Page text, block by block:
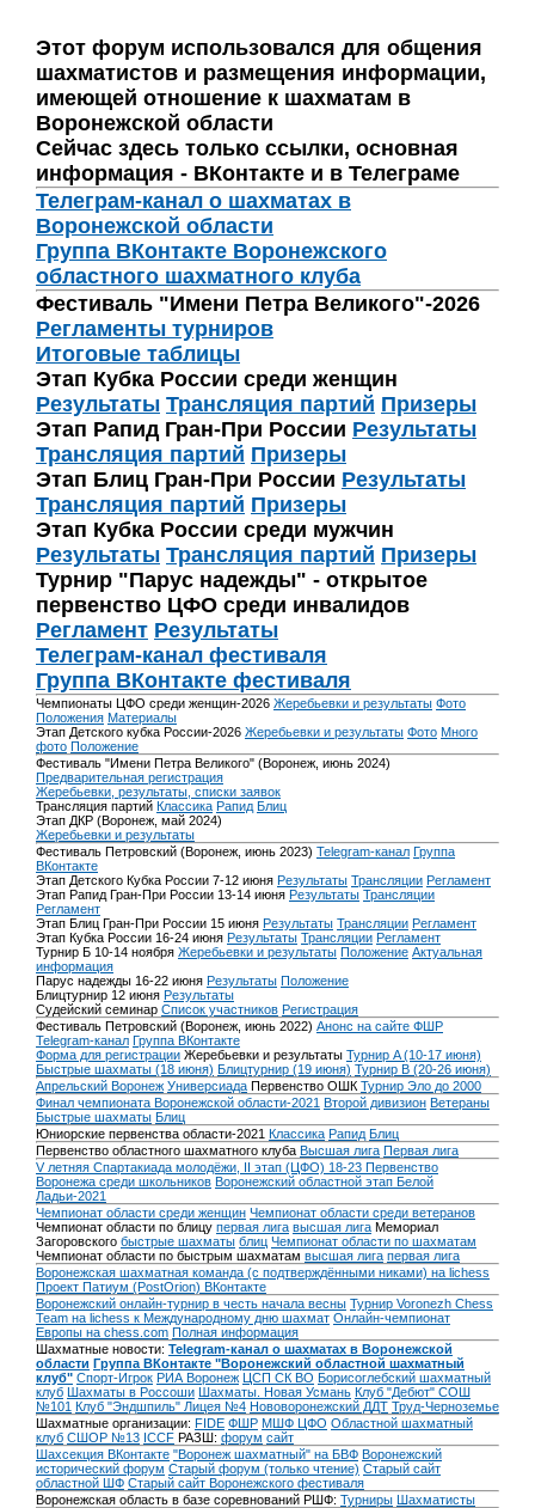
Этот форум использовался для общения
шахматистов и размещения информации,
имеющей отношение к шахматам в
Воронежской области
Сейчас здесь только ссылки, основная
информация - ВКонтакте и в Телеграме
Телеграм-канал о шахматах в
Воронежской области
Группа ВКонтакте Воронежского
областного шахматного клуба
Фестиваль "Имени Петра Великого"-2026
Регламенты турниров
Итоговые таблицы
Этап Кубка России среди женщин
Результаты Трансляция партий Призеры
Этап Рапид Гран-При России Результаты
Трансляция партий Призеры
Этап Блиц Гран-При России Результаты
Трансляция партий Призеры
Этап Кубка России среди мужчин
Результаты Трансляция партий Призеры
Турнир "Парус надежды" - открытое
первенство ЦФО среди инвалидов
Регламент Результаты
Телеграм-канал фестиваля
Группа ВКонтакте фестиваля
Чемпионаты ЦФО среди женщин-2026 Жеребьевки и результаты Фото
Положения Материалы
Этап Детского кубка России-2026 Жеребьевки и результаты Фото Много
фото Положение
Фестиваль "Имени Петра Великого" (Воронеж, июнь 2024)
Предварительная регистрация
Жеребьевки, результаты, списки заявок
Трансляция партий Классика Рапид Блиц
Этап ДКР (Воронеж, май 2024)
Жеребьевки и результаты
Фестиваль Петровский (Воронеж, июнь 2023) Telegram-канал Группа
ВКонтакте
Этап Детского Кубка России 7-12 июня Результаты Трансляции Регламент
Этап Рапид Гран-При России 13-14 июня Результаты Трансляции
Регламент
Этап Блиц Гран-При России 15 июня Результаты Трансляции Регламент
Этап Кубка России 16-24 июня Результаты Трансляции Регламент
Турнир Б 10-14 ноября Жеребьевки и результаты Положение Актуальная
информация
Парус надежды 16-22 июня Результаты Положение
Блицтурнир 12 июня Результаты
Судейский семинар Список участников Регистрация
Фестиваль Петровский (Воронеж, июнь 2022) Анонс на сайте ФШР
Telegram-канал Группа ВКонтакте
Форма для регистрации Жеребьевки и результаты Турнир A (10-17 июня)
Быстрые шахматы (18 июня) Блицтурнир (19 июня) Турнир B (20-26 июня)
Апрельский Воронеж Универсиада Первенство ОШК Турнир Эло до 2000
Финал чемпионата Воронежской области-2021 Второй дивизион Ветераны
Быстрые шахматы Блиц
Юниорские первенства области-2021 Классика Рапид Блиц
Первенство областного шахматного клуба Высшая лига Первая лига
V летняя Спартакиада молодёжи, II этап (ЦФО) 18-23 Первенство
Воронежа среди школьников Воронежский областной этап Белой
Ладьи-2021
Чемпионат области среди женщин Чемпионат области среди ветеранов
Чемпионат области по блицу первая лига высшая лига Мемориал
Загоровского быстрые шахматы блиц Чемпионат области по шахматам
Чемпионат области по быстрым шахматам высшая лига первая лига
Воронежская шахматная команда (с подтверждёнными никами) на lichess
Проект Патиум (PostOrion) ВКонтакте
Воронежский онлайн-турнир в честь начала весны Турнир Voronezh Chess
Team на lichess к Международному дню шахмат Онлайн-чемпионат
Европы на chess.com Полная информация
Шахматные новости: Telegram-канал о шахматах в Воронежской
области Группа ВКонтакте "Воронежский областной шахматный
клуб" Спорт-Игрок РИА Воронеж ЦСП СК ВО Борисоглебский шахматный
клуб Шахматы в Россоши Шахматы. Новая Усмань Клуб "Дебют" СОШ
№101 Клуб "Эндшпиль" Лицея №4 Нововоронежский ДДТ Труд-Черноземье
Шахматные организации: FIDE ФШР МШФ ЦФО Областной шахматный
клуб СШОР №13 ICCF РАЗШ: форум сайт
Шахсекция ВКонтакте "Воронеж шахматный" на БВФ Воронежский
исторический форум Cтарый форум (только чтение) Старый сайт
областной ШФ Старый сайт Воронежского фестиваля
Воронежская область в базе соревнований РШФ: Турниры Шахматисты